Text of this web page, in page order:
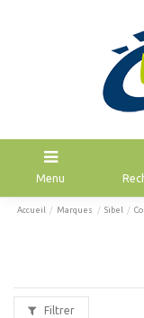
Menu
Accueil Marques Sibel
Filtrer